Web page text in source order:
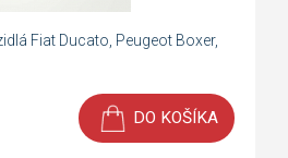
Fiat Ducato, Peugeot Boxer,
DO KOŠÍKA